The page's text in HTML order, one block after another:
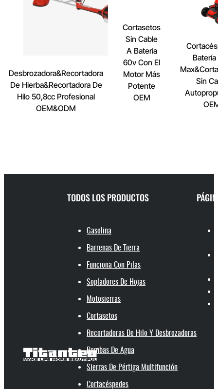
Desbrozadora&Recortadora
De Hierba&Recortadora De
Hilo 50,8cc Profesional
OEM&ODM
Cortasetos
Sin Cable
A Batería
60v Con El
Motor Más
Potente
OEM
Sin
TODOS LOS PRODUCTOS
Gasolina
Barrenas De Tierra
Funciona Con Pilas
Sopladores De Hojas
Motosierras
Cortasetos
Recortadoras De Hilo Y Desbrozadoras
Bombas De Agua
Sierras De Pértiga Multifunción
Cortacéspedes